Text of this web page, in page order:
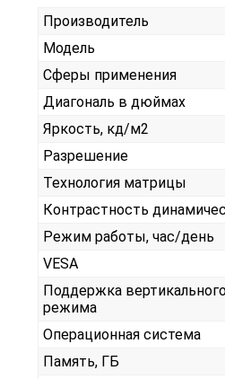
Производитель
Модель
Сферы применения
Диагональ в дюймах
Яркость, кд/м2
Разрешение
Технология матрицы
Контрастность
Режим работы, час/день
VESA
Поддержка
режима
Операционная система
Память, ГБ